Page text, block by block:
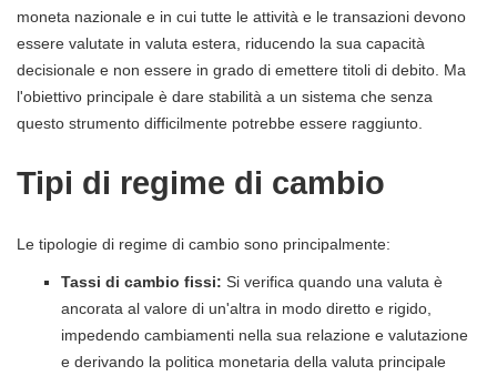
moneta nazionale e in cui tutte le attività e le transazioni devono
essere valutate in valuta estera, riducendo la sua capacità
decisionale e non essere in grado di emettere titoli di debito. Ma
l'obiettivo principale è dare stabilità a un sistema che senza
questo strumento difficilmente potrebbe essere raggiunto.
Tipi di regime di cambio
Le tipologie di regime di cambio sono principalmente:
Tassi di cambio fissi: Si verifica quando una valuta è
ancorata al valore di un'altra in modo diretto e rigido,
impedendo cambiamenti nella sua relazione e valutazione
e derivando la politica monetaria della valuta principale